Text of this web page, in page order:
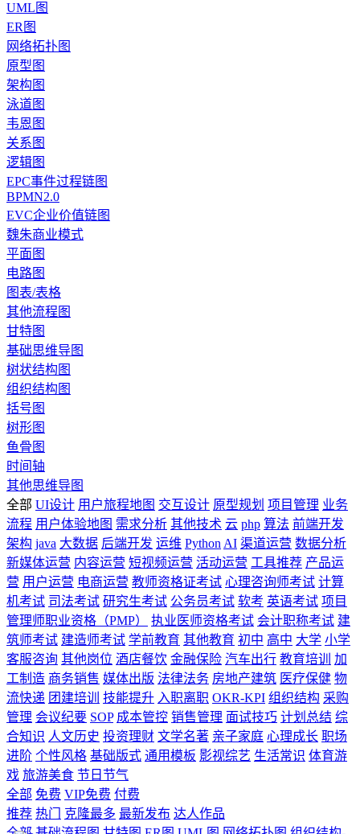
UML图
ER图
网络拓扑图
原型图
架构图
泳道图
韦恩图
关系图
逻辑图
EPC事件过程链图
BPMN2.0
EVC企业价值链图
魏朱商业模式
平面图
电路图
图表/表格
其他流程图
甘特图
基础思维导图
树状结构图
组织结构图
括号图
树形图
鱼骨图
时间轴
其他思维导图
全部 UI设计 用户旅程地图 交互设计 原型规划 项目管理 业务
流程 用户体验地图 需求分析 其他技术 云 php 算法 前端开发
架构 java 大数据 后端开发 运维 Python AI 渠道运营 数据分析
新媒体运营 内容运营 短视频运营 活动运营 工具推荐 产品运
营 用户运营 电商运营 教师资格证考试 心理咨询师考试 计算
机考试 司法考试 研究生考试 公务员考试 软考 英语考试 项目
管理师职业资格（PMP）
执业医师资格考试 会计职称考试 建
筑师考试 建造师考试 学前教育 其他教育 初中 高中 大学 小学
客服咨询 其他岗位 酒店餐饮 金融保险 汽车出行 教育培训
加
工制造 商务销售 媒体出版 法律法务 房地产建筑 医疗保健 物
流快递 团建培训 技能提升 入职离职 OKR-KPI 组织结构 采购
管理 会议纪要 SOP 成本管控 销售管理 面试技巧 计划总结 综
合知识 人文历史 投资理财 文学名著 亲子家庭 心理成长 职场
进阶 个性风格 基础版式 通用模板 影视综艺 生活常识 体育游
戏 旅游美食 节日节气
全部 免费 VIP免费 付费
推荐 热门 克隆最多 最新发布 达人作品